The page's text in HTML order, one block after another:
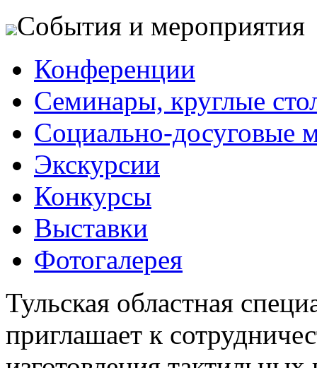
События и мероприятия
Конференции
Семинары, круглые
Социально-досуговые
Экскурсии
Конкурсы
Выставки
Фотогалерея
Тульская областная
приглашает к